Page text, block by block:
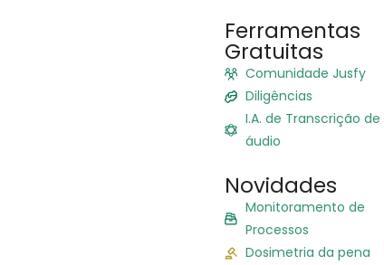
Ferramentas
Gratuitas
Comunidade Jusfy
Diligências
I.A. de Transcrição de
áudio
Novidades
Monitoramento de
Processos
Dosimetria da pena